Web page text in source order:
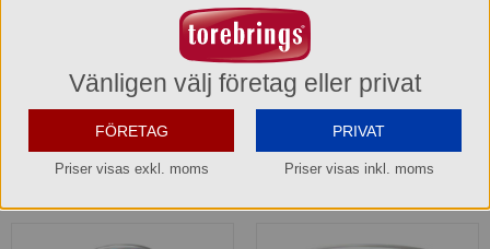
Visa maxläge 1 vara/rad
Visa standardlägeVisa standardläge 2 varor/rad
produktersom matchar din sökning:
Vänligen välj företag eller privat
FÖRETAG
Priser visas exkl. moms
PRIVAT
Priser visas inkl. moms